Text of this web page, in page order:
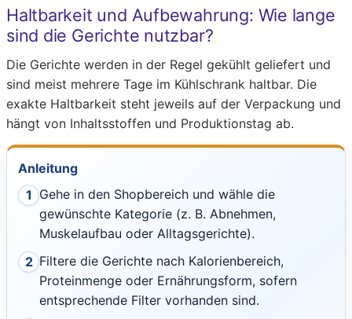
Haltbarkeit und Aufbewahrung: Wie lange
sind die Gerichte nutzbar?
Die Gerichte werden in der Regel gekühlt geliefert und
sind meist mehrere Tage im Kühlschrank haltbar. Die
exakte Haltbarkeit steht jeweils auf der Verpackung und
hängt von Inhaltsstoffen und Produktionstag ab.
Anleitung
1 Gehe in den Shopbereich und wähle die
gewünschte Kategorie (z. B. Abnehmen,
Muskelaufbau oder Alltagsgerichte).
2 Filtere die Gerichte nach Kalorienbereich,
Proteinmenge oder Ernährungsform, sofern
entsprechende Filter vorhanden sind.